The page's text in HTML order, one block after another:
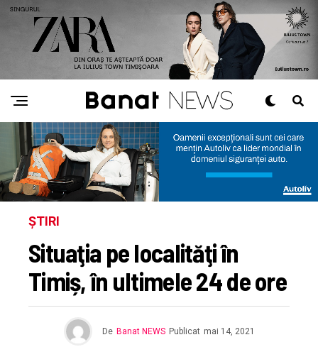
ȘTIRI
Situaţia pe localităţi în
Timiș, în ultimele 24 de ore
De Banat NEWS Publicat mai 14, 2021